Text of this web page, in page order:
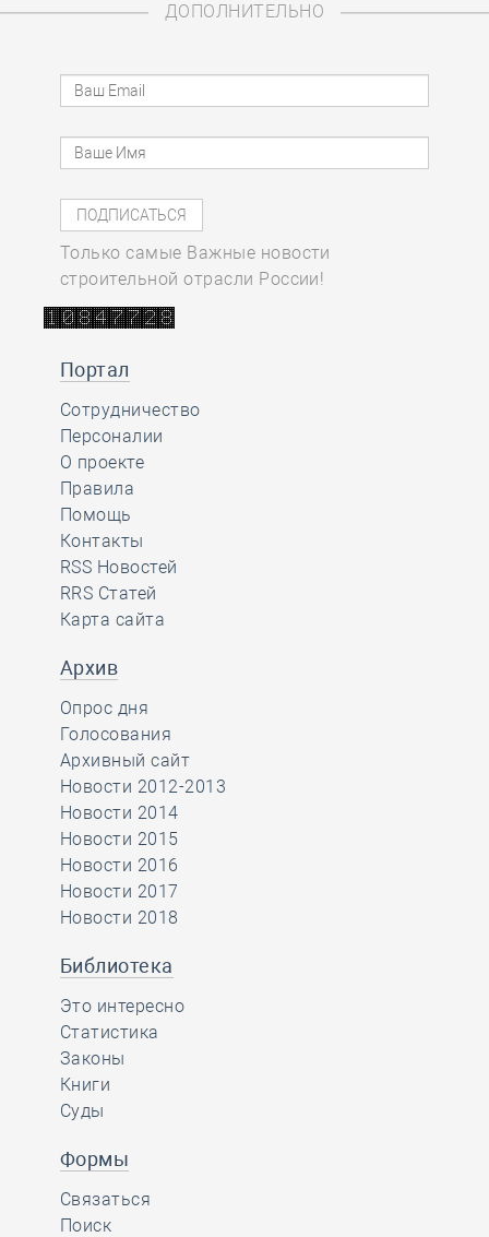
ДОПОЛНИТЕЛЬНО
Только самые Важные новости
строительной отрасли России!
Портал
Сотрудничество
Персоналии
О проекте
Правила
Помощь
Контакты
RSS Новостей
RRS Статей
Карта сайта
Архив
Опрос дня
Голосования
Архивный сайт
Новости 2012-2013
Новости 2014
Новости 2015
Новости 2016
Новости 2017
Новости 2018
Библиотека
Это интересно
Статистика
Законы
Книги
Суды
Формы
Связаться
Поиск